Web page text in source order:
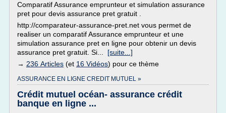
Comparatif Assurance emprunteur et simulation assurance
pret pour devis assurance pret gratuit .
http://comparateur-assurance-pret.net vous permet de
realiser un comparatif Assurance emprunteur et une
simulation assurance pret en ligne pour obtenir un devis
assurance pret gratuit. Si... [suite...]
→ 236 Articles (et 16 Vidéos) pour ce thème
ASSURANCE EN LIGNE CREDIT MUTUEL »
Crédit mutuel océan- assurance crédit
banque en ligne ...